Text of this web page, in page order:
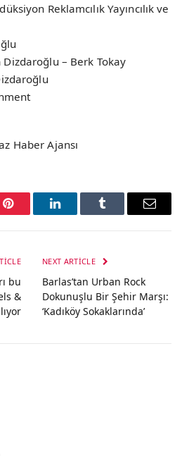
Reklamcılık Yayıncılık ve
– Berk Tokay
Haber Ajansı
Pinterest LinkedInTumblr Email
bu
&
NEXT ARTICLE
Barlas’tan Urban Rock
Dokunuşlu Bir Şehir Marşı:
‘Kadıköy Sokaklarında’